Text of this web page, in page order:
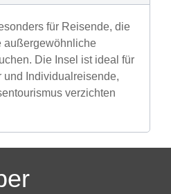
für Reisende, die
außergewöhnliche
Die Insel ist ideal für
und Individualreisende,
verzichten